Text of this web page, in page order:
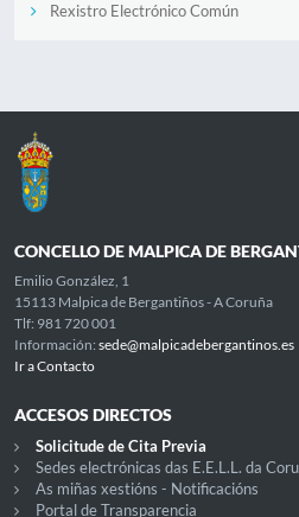
Rexistro Electrónico Común
CONCELLO DE MALPICA DE
Emilio González, 1
15113 Malpica de Bergantiños - A Coruña
Tlf: 981 720 001
Información: sede@malpicadebergantinos.es
Ir a Contacto
ACCESOS DIRECTOS
Solicitude de Cita Previa
Sedes electrónicas das E.E.L.L. da
As miñas xestións - Notificacións
Portal de Transparencia